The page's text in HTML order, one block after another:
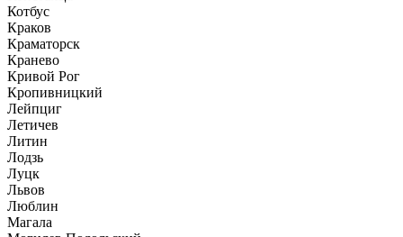
Котбус
Краков
Краматорск
Кранево
Кривой Рог
Кропивницкий
Лейпциг
Летичев
Литин
Лодзь
Луцк
Львов
Люблин
Магала